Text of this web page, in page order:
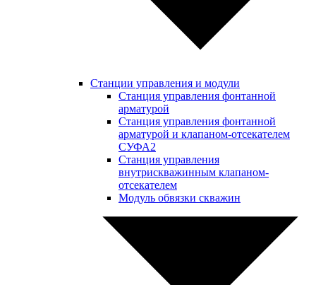
Станции управления и модули
Станция управления фонтанной
арматурой
Станция управления фонтанной
арматурой и клапаном-отсекателем
СУФА2
Станция управления
внутрискважинным клапаном-
отсекателем
Модуль обвязки скважин